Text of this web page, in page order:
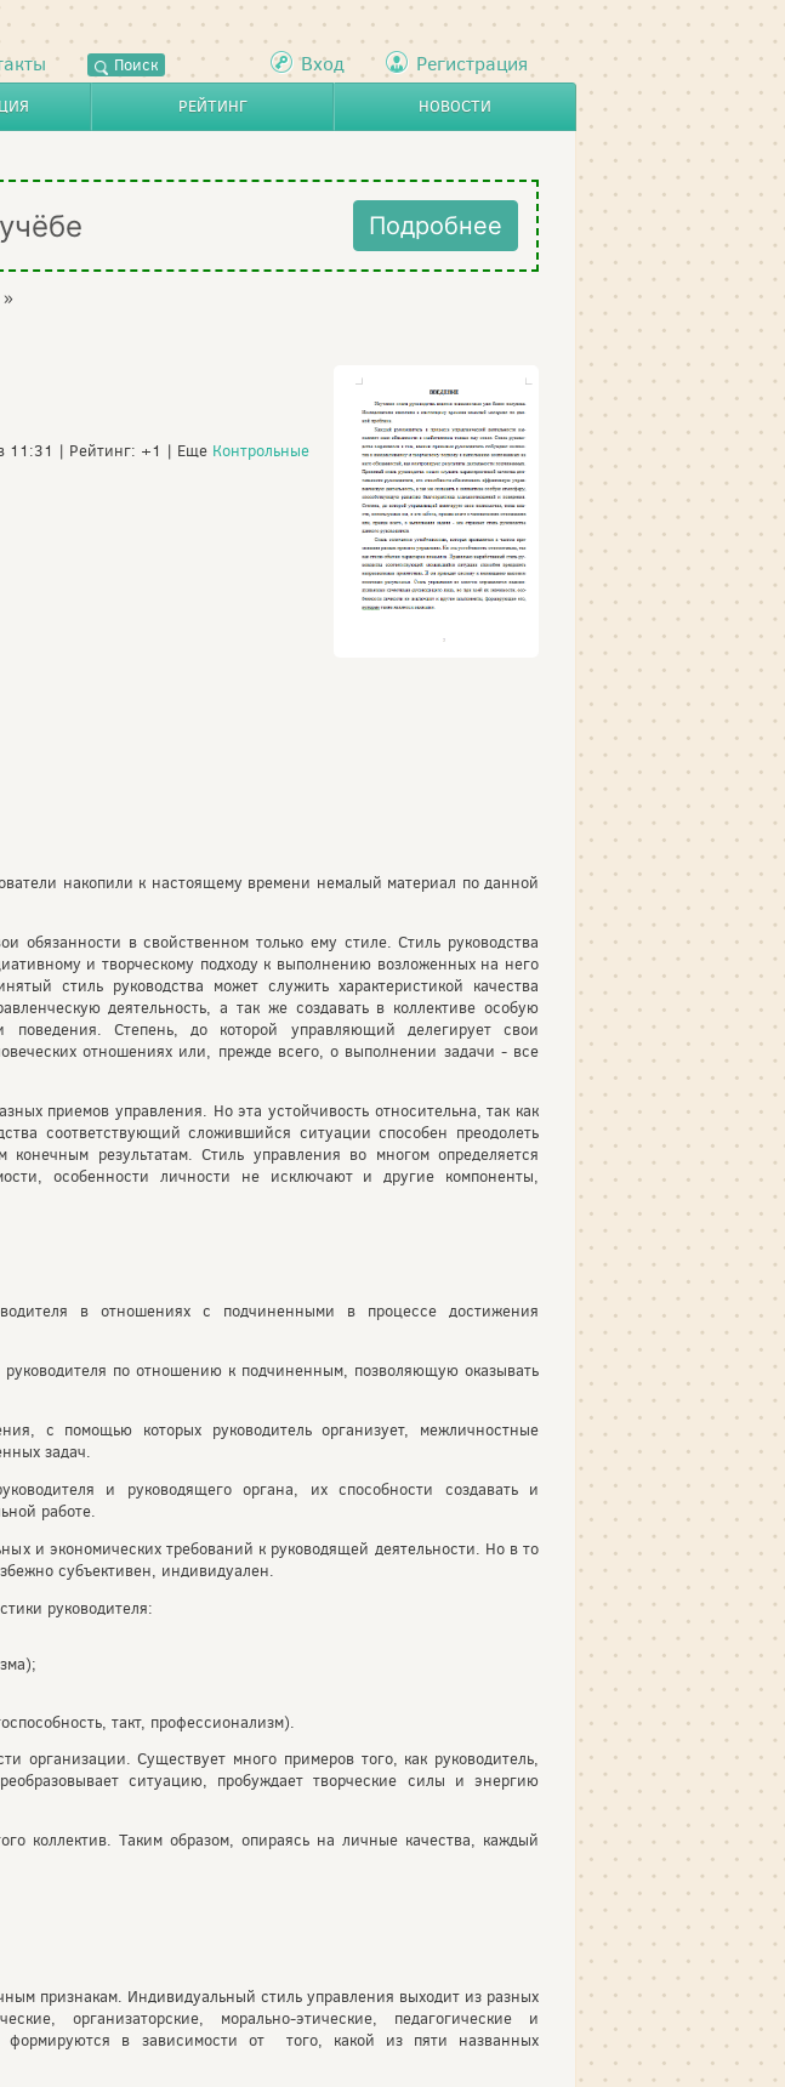
Поиск Вход Регистрация
РЕЙТИНГ НОВОСТИ
Подробнее
»
11:31 | Рейтинг: +1 | Еще Контрольные
накопили к настоящему времени немалый материал по данной
обязанности в свойственном только ему стиле. Стиль руководства
и творческому подходу к выполнению возложенных на него
стиль руководства может служить характеристикой качества
деятельность, а так же создавать в коллективе особую
Степень, до которой управляющий делегирует свои
отношениях или, прежде всего, о выполнении задачи - все
приемов управления. Но эта устойчивость относительна, так как
соответствующий сложившийся ситуации способен преодолеть
результатам. Стиль управления во многом определяется
особенности личности не исключают и другие компоненты,
в отношениях с подчиненными в процессе достижения
по отношению к подчиненным, позволяющую оказывать
с помощью которых руководитель организует, межличностные
задач.
и руководящего органа, их способности создавать и
работе.
и экономических требований к руководящей деятельности. Но в то
субъективен, индивидуален.
руководителя:
такт, профессионализм).
организации. Существует много примеров того, как руководитель,
ситуацию, пробуждает творческие силы и энергию
коллектив. Таким образом, опираясь на личные качества, каждый
признакам. Индивидуальный стиль управления выходит из разных
организаторские, морально-этические, педагогические и
формируются в зависимости от того, какой из пяти названных